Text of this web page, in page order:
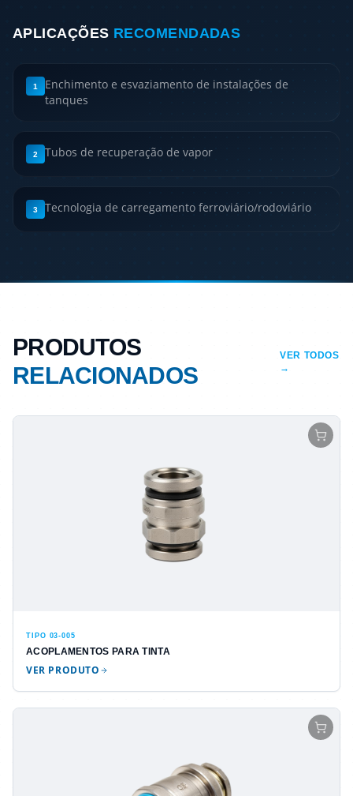
APLICAÇÕES RECOMENDADAS
1
Enchimento e esvaziamento de instalações de
tanques
2 Tubos de recuperação de vapor
3 Tecnologia de carregamento ferroviário/rodoviário
PRODUTOS
RELACIONADOS
VER TODOS
→
TIPO 03-005
ACOPLAMENTOS PARA TINTA
VER PRODUTO